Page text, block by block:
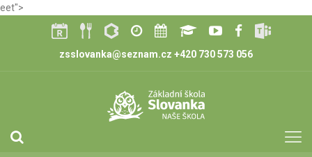
eet">
zsslovanka@seznam.cz +420 730 573 056